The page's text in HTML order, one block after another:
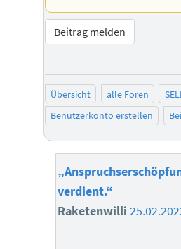
Beitrag melden
Übersicht alle Foren
Benutzerkonto erstellen
verdient.“
Raketenwilli